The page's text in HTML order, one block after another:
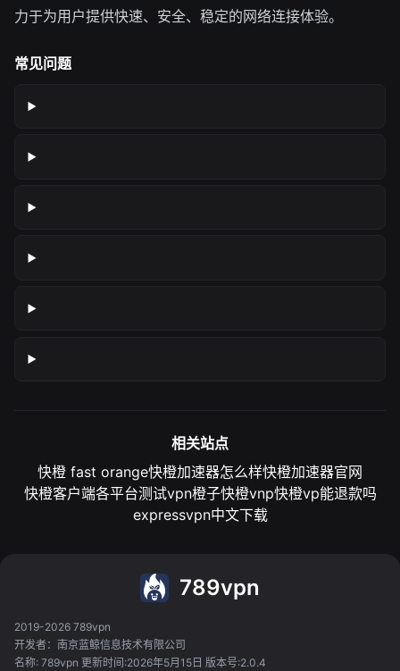
力于为用户提供快速、安全、稳定的网络连接体验。
常见问题
相关站点
快橙 fast orange快橙加速器怎么样快橙加速器官网
快橙客户端各平台测试vpn橙子快橙vnp快橙vp能退款吗
expressvpn中文下载
789vpn
2019-2026 789vpn
开发者：南京蓝鲸信息技术有限公司
名称: 789vpn 更新时间:2026年5月15日 版本号:2.0.4